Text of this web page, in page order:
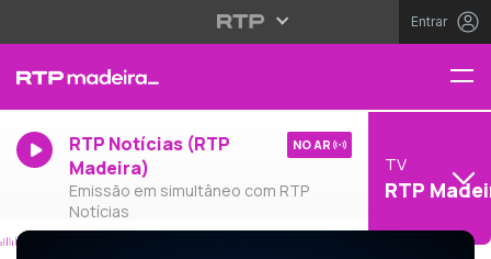
Entrar
RTP Notícias (RTP
Madeira)
Emissão em simultâneo com RTP
Notícias
NO AR
TV
RTP